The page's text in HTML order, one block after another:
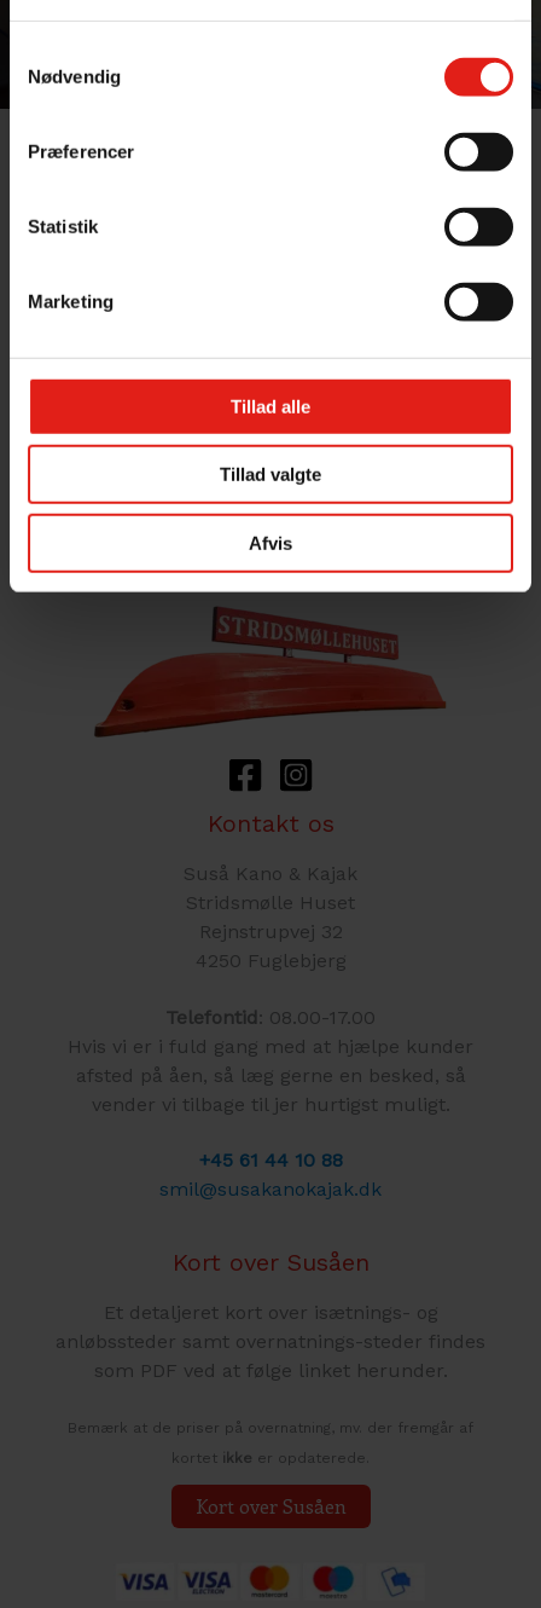
Nødvendig
Præferencer
Statistik
Marketing
Tillad alle
Tillad valgte
Afvis
Kontakt os
Suså Kano & Kajak er en outdoor virksomhed,
Godsets hovedbygning fra 1729 er beliggende
jorde strækker sig over et langt stykke af å-
systemets bred. Gunderslevholm har i
generationer været ejet af familien Neergaard,
som er aktivt engageret i Susåens natur og
Cookies- & Privatlivspolitik
Kontakt os
Suså Kano & Kajak
Stridsmølle Huset
Rejnstrupvej 32
4250 Fuglebjerg
Telefontid : 08.00-17.00
Hvis vi er i fuld gang med at hjælpe kunder
afsted på åen, så læg gerne en besked, så
vender vi tilbage til jer hurtigst muligt.
+45 61 44 10 88
smil@susakanokajak.dk
Kort over Susåen
Et detaljeret kort over isætnings- og
anløbssteder samt overnatnings-steder findes
som PDF ved at følge linket herunder.
Bemærk at de priser på overnatning, mv. der fremgår af
kortet ikke er opdaterede.
Kort over Susåen